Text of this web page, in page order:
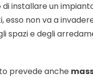
di installare un
esso non va a
spazi e degli
prevede anche